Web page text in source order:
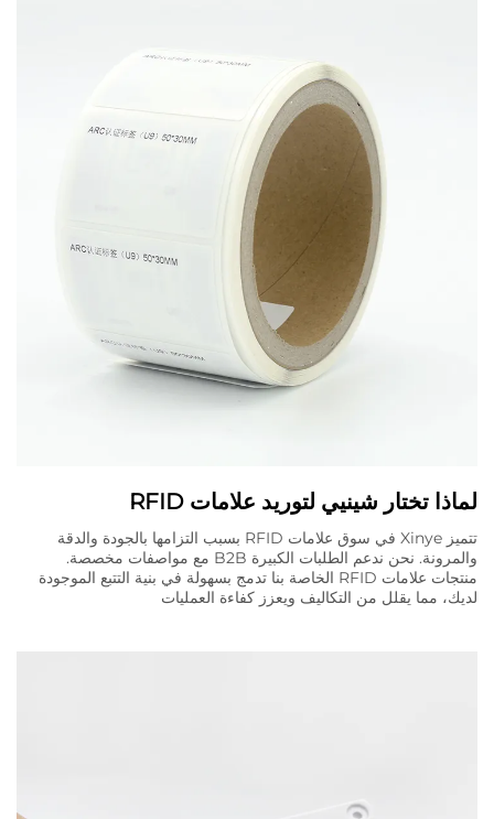
لماذا تختار شينيي لتوريد علامات RFID
تتميز Xinye في سوق علامات RFID بسبب التزامها بالجودة والدقة
والمرونة. نحن ندعم الطلبات الكبيرة B2B مع مواصفات مخصصة.
منتجات علامات RFID الخاصة بنا تدمج بسهولة في بنية التتبع الموجودة
لديك، مما يقلل من التكاليف ويعزز كفاءة العمليات